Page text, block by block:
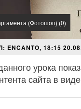
(Фотошоп) (0)
18:15
урока
сайта в